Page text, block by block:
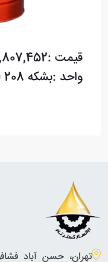
قیمت :181,807,452
واحد :بشکه 208 لیتری
تهران، حسن آباد